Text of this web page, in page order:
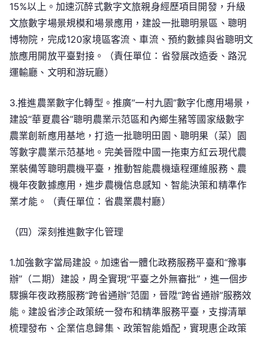
15%以上。加速沉醉式數字文旅親身經歷項目開發，升級
文旅數字場景規模和場景應用，建設一批聰明景區、聰明
博物院，完成120家境區客流、車流、預約數據與省聰明文
旅應用開放平臺對接。（責任單位：省發展改造委、路況
運輸廳、文明和游玩廳）
3.推進農業數字化轉型。推廣“一村九園”數字化應用場景，
建設“華夏農谷”聰明農業示范區和內鄉生豬等國家級數字
農業創新應用基地，打造一批聰明田園、聰明果（菜）園
等數字農業示范基地。完美晉陞中國一拖東方紅云現代農
業裝備等聰明農機平臺，推動智能農機遠程運維服務、農
機年夜數據應用，進步農機信息感知、智能決策和精準作
業才能。（責任單位：省農業農村廳）
（四）深刻推進數字化管理
1.加強數字當局建設。加速省一體化政務服務平臺和“豫事
辦”（二期）建設，周全實現“平臺之外無審批”，進一個步
驟擴年夜政務服務“跨省通辦”范圍，晉陞“跨省通辦”服務效
能。建設省涉企政策統一發布和精準服務平臺，支撐清單
梳理發布、企業信息歸集、政策智能婚配，實現惠企政策